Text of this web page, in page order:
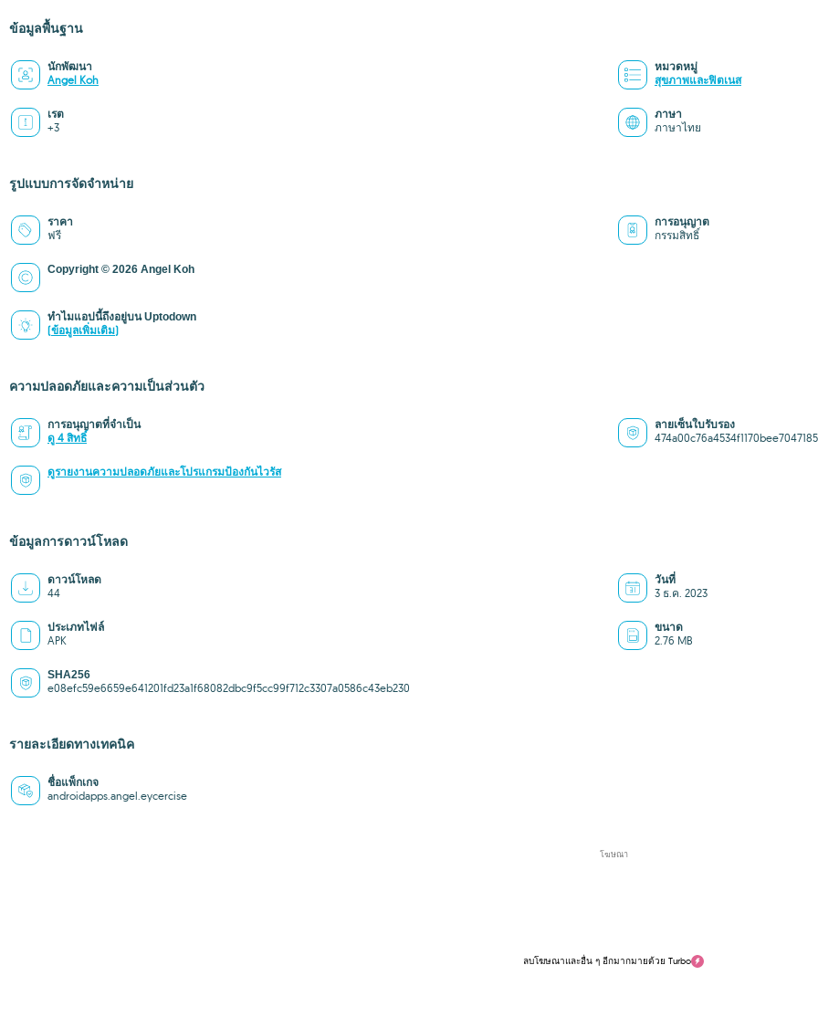
ข้อมูลพื้นฐาน
นักพัฒนา
Angel Koh
หมวดหมู่
สุขภาพและฟิตเนส
เรต
+3
ภาษา
ภาษาไทย
รูปแบบการจัดจำหน่าย
ราคา
ฟรี
การอนุญาต
กรรมสิทธิ์
Copyright © 2026 Angel Koh
ทำไมแอปนี้ถึงอยู่บน Uptodown
(ข้อมูลเพิ่มเติม)
ความปลอดภัยและความเป็นส่วนตัว
การอนุญาตที่จำเป็น
ดู 4 สิทธิ์
ลายเซ็นใบรับรอง
ดูรายงานความปลอดภัยและโปรแกรมป้องกันไวรัส
ข้อมูลการดาวน์โหลด
ดาวน์โหลด
44
วันที่
3 ธ.ค. 2023
ประเภทไฟล์
APK
ขนาด
2.76 MB
SHA256
e08efc59e6659e641201fd23a1f68082dbc9f5cc99f712c3307a0586c43eb230
รายละเอียดทางเทคนิค
ชื่อแพ็กเกจ
androidapps.angel.eycercise
โฆษณา
ลบโฆษณาและอื่น ๆ อีกมากมายด้วย Turbo